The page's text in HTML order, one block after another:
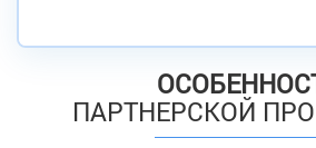
ПАРТНЕРСКОЙ